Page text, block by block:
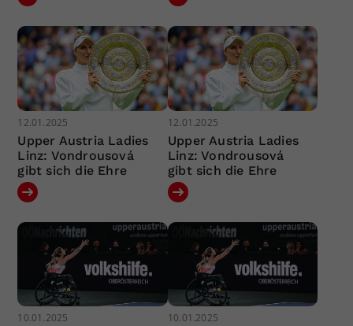
12.01.2025
Upper Austria Ladies
Linz: Vondrousová
gibt sich die Ehre
12.01.2025
Upper Austria Ladies
Linz: Vondrousová
gibt sich die Ehre
10.01.2025 10.01.2025